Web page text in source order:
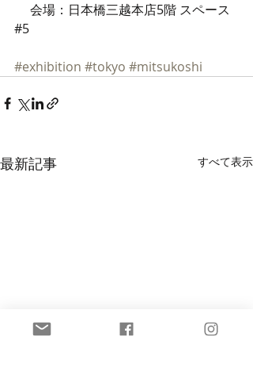
会場：日本橋三越本店5階 スペース
#5
#exhibition #tokyo #mitsukoshi
最新記事 すべて表示